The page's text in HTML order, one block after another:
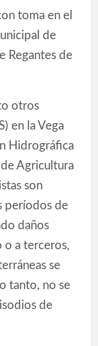
toma en el
de
Regantes de
otros
en la Vega
Hidrográfica
Agricultura
son
períodos de
daños
o a terceros,
se
tanto, no se
de